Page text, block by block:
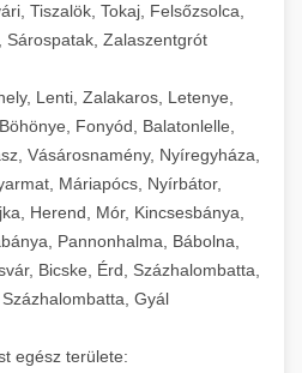
Tiszalök, Tokaj, Felsőzsolca,
Sárospatak, Zalaszentgrót
Lenti, Zalakaros, Letenye,
Fonyód, Balatonlelle,
Vásárosnamény, Nyíregyháza,
Máriapócs, Nyírbátor,
Herend, Mór, Kincsesbánya,
Pannonhalma, Bábolna,
Bicske, Érd, Százhalombatta,
Gyál
egész területe: